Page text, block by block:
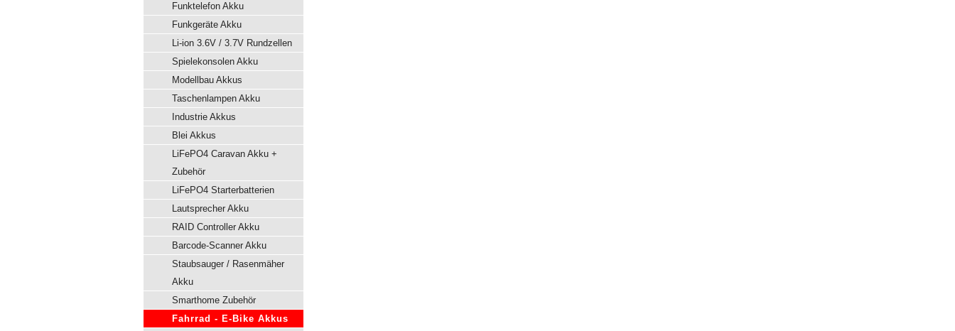
Funktelefon Akku
Funkgeräte Akku
Li-ion 3.6V / 3.7V Rundzellen
Spielekonsolen Akku
Modellbau Akkus
Taschenlampen Akku
Industrie Akkus
Blei Akkus
LiFePO4 Caravan Akku +
Zubehör
LiFePO4 Starterbatterien
Lautsprecher Akku
RAID Controller Akku
Barcode-Scanner Akku
Staubsauger / Rasenmäher
Akku
Smarthome Zubehör
Fahrrad - E-Bike Akkus